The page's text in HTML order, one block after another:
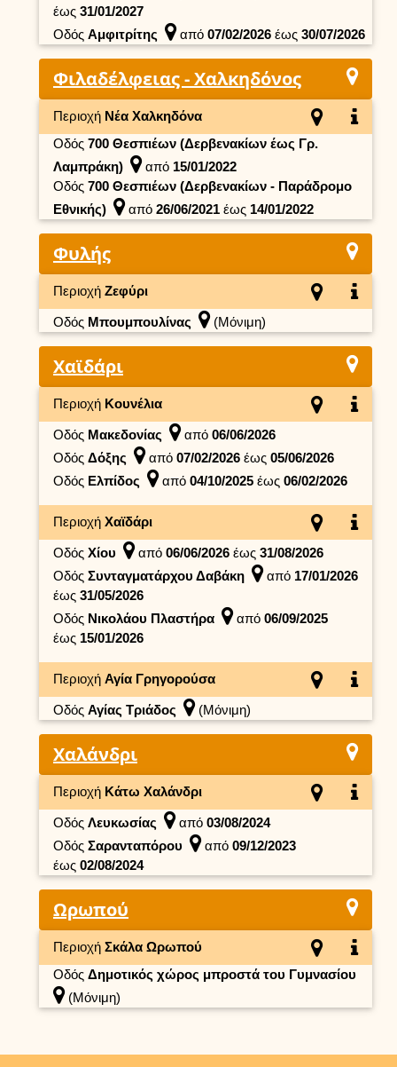
έως 31/01/2027
Οδός Αμφιτρίτης από 07/02/2026 έως 30/07/2026
Φιλαδέλφειας - Χαλκηδόνος
Περιοχή Νέα Χαλκηδόνα
Οδός 700 Θεσπιέων (Δερβενακίων έως Γρ.
Λαμπράκη)
από 15/01/2022
Οδός 700 Θεσπιέων (Δερβενακίων - Παράδρομο
Εθνικής)
από 26/06/2021 έως 14/01/2022
Φυλής
Περιοχή Ζεφύρι
Οδός Μπουμπουλίνας (Μόνιμη)
Χαϊδάρι
Περιοχή Κουνέλια
Οδός Μακεδονίας από 06/06/2026
Οδός Δόξης από 07/02/2026 έως 05/06/2026
Οδός Ελπίδος από 04/10/2025 έως 06/02/2026
Περιοχή Χαϊδάρι
Οδός Χίου από 06/06/2026 έως 31/08/2026
Οδός Συνταγματάρχου Δαβάκη από 17/01/2026
έως 31/05/2026
Οδός Νικολάου Πλαστήρα από 06/09/2025
έως 15/01/2026
Περιοχή Αγία Γρηγορούσα
Οδός Αγίας Τριάδος (Μόνιμη)
Χαλάνδρι
Περιοχή Κάτω Χαλάνδρι
Οδός Λευκωσίας από 03/08/2024
Οδός Σαρανταπόρου από 09/12/2023
έως 02/08/2024
Ωρωπού
Περιοχή Σκάλα Ωρωπού
Οδός Δημοτικός χώρος μπροστά του Γυμνασίου
(Μόνιμη)